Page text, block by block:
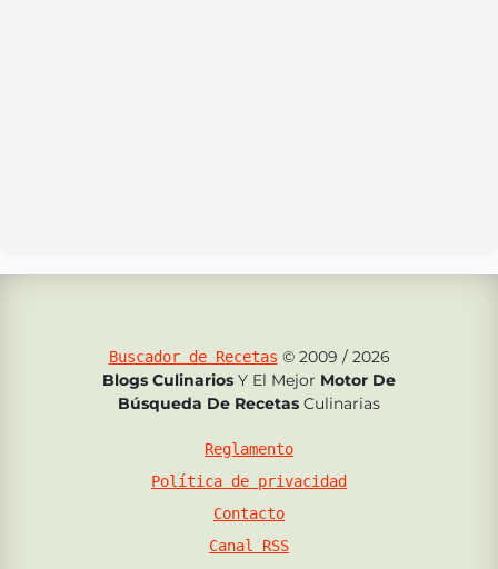
Buscador de Recetas © 2009 / 2026
Blogs Culinarios Y El Mejor Motor De
Búsqueda De Recetas Culinarias
Reglamento
Política de privacidad
Contacto
Canal RSS